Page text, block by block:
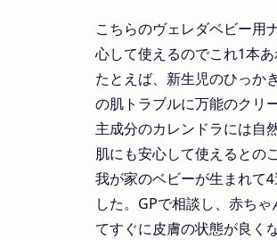
こちらのヴェレダベビー用
心して使えるのでこれ1本あ
たとえば、新生児のひっか
の肌トラブルに万能のクリ
主成分のカレンドラには自
肌にも安心して使えるとの
我が家のベビーが生まれて
した。GPで相談し、赤ち
てすぐに皮膚の状態が良く